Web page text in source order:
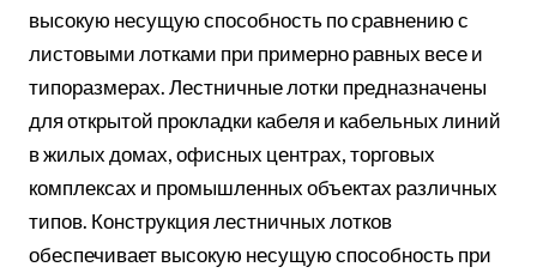
высокую несущую способность по сравнению с
листовыми лотками при примерно равных весе и
типоразмерах. Лестничные лотки предназначены
для открытой прокладки кабеля и кабельных линий
в жилых домах, офисных центрах, торговых
комплексах и промышленных объектах различных
типов. Конструкция лестничных лотков
обеспечивает высокую несущую способность при